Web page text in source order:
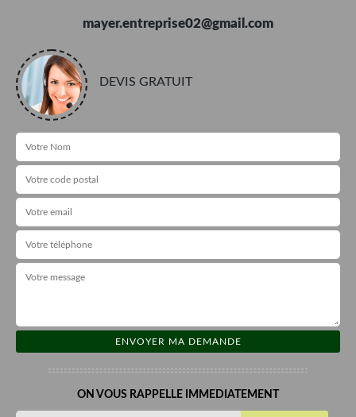
mayer.entreprise02@gmail.com
DEVIS GRATUIT
ON VOUS RAPPELLE IMMEDIATEMENT